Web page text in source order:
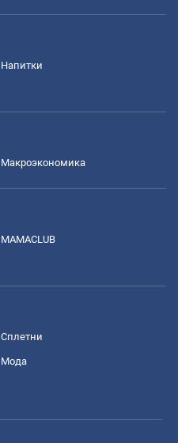
Напитки
Mакроэкономика
MAMACLUB
Сплетни
Мода